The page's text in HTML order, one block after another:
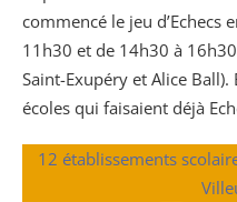
commencé le jeu d’Echecs
11h30 et de 14h30 à
Saint-Exupéry et Alice
écoles qui faisaient déjà
12 établissements